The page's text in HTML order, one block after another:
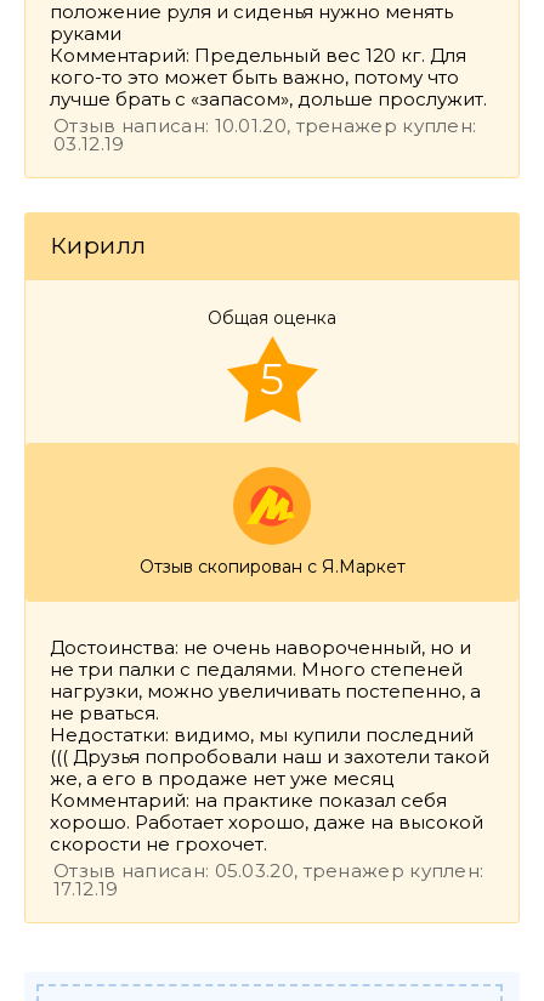
положение руля и сиденья нужно менять
руками
Комментарий: Предельный вес 120 кг. Для
кого-то это может быть важно, потому что
лучше брать с «запасом», дольше прослужит.
Отзыв написан: 10.01.20, тренажер куплен:
03.12.19
Кирилл
Отзыв скопирован с Я.Маркет
Общая оценка
5
Достоинства: не очень навороченный, но и
не три палки с педалями. Много степеней
нагрузки, можно увеличивать постепенно, а
не рваться.
Недостатки: видимо, мы купили последний
((( Друзья попробовали наш и захотели такой
же, а его в продаже нет уже месяц
Комментарий: на практике показал себя
хорошо. Работает хорошо, даже на высокой
скорости не грохочет.
Отзыв написан: 05.03.20, тренажер куплен:
17.12.19